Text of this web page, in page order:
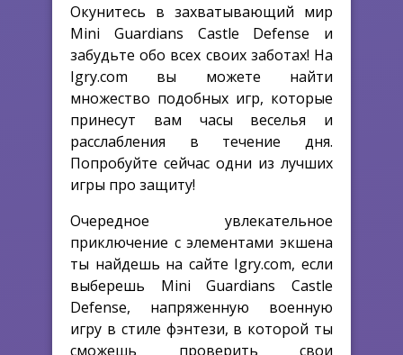
Окунитесь в захватывающий мир
Mini Guardians Castle Defense и
забудьте обо всех своих заботах! На
Igry.com вы можете найти
множество подобных игр, которые
принесут вам часы веселья и
расслабления в течение дня.
Попробуйте сейчас одни из лучших
игры про защиту!
Очередное увлекательное
приключение с элементами экшена
ты найдешь на сайте Igry.com, если
выберешь Mini Guardians Castle
Defense, напряженную военную
игру в стиле фэнтези, в которой ты
сможешь проверить свои